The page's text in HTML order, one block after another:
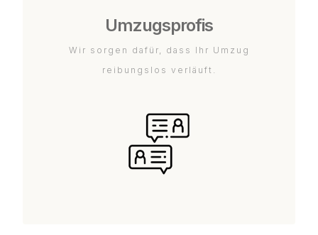
Umzugsprofis
Wir sorgen dafür, dass Ihr Umzug
reibungslos verläuft.